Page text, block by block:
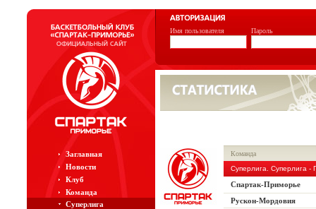
Имя пользователя Пароль
Заглавная
Новости
Клуб
Команда
Суперлига
Команда
Суперлига. Суперлига -
Спартак-Приморье
Рускон-Мордовия